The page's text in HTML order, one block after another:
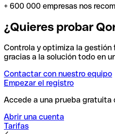
+ 600 000 empresas nos
¿Quieres probar
Controla y optimiza la gestión
gracias a la solución todo en
Contactar con nuestro equipo
Empezar el registro
Accede a una prueba gratuita
Abrir una cuenta
Tarifas